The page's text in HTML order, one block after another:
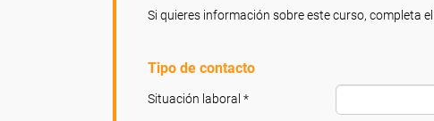
Si quieres información sobre este curso, completa
Tipo de contacto
Situación laboral *